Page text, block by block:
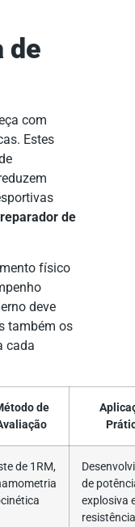
de
com
Estes
de
físico
deve
também os
cada
de
de 1RM,
de
explosiva
resistência